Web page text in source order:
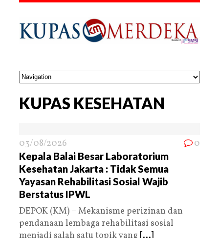
KUPAS KESEHATAN
03/08/2026 0
Kepala Balai Besar Laboratorium
Kesehatan Jakarta : Tidak Semua
Yayasan Rehabilitasi Sosial Wajib
Berstatus IPWL
DEPOK (KM) – Mekanisme perizinan dan
pendanaan lembaga rehabilitasi sosial